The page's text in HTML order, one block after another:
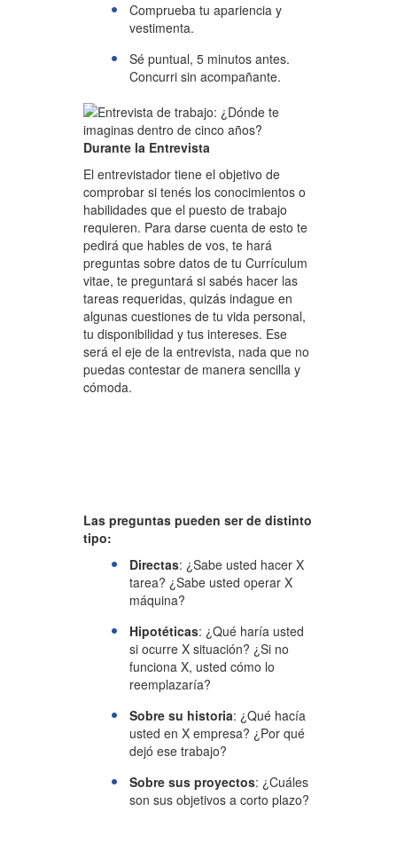
Comprueba tu apariencia y
vestimenta.
Sé puntual, 5 minutos antes.
Concurri sin acompañante.
Durante la Entrevista
El entrevistador tiene el objetivo de
comprobar si tenés los conocimientos o
habilidades que el puesto de trabajo
requieren. Para darse cuenta de esto te
pedirá que hables de vos, te hará
preguntas sobre datos de tu Currículum
vitae, te preguntará si sabés hacer las
tareas requeridas, quizás indague en
algunas cuestiones de tu vida personal,
tu disponibilidad y tus intereses. Ese
será el eje de la entrevista, nada que no
puedas contestar de manera sencilla y
cómoda.
Las preguntas pueden ser de distinto
tipo:
Directas: ¿Sabe usted hacer X
tarea? ¿Sabe usted operar X
máquina?
Hipotéticas: ¿Qué haría usted
si ocurre X situación? ¿Si no
funciona X, usted cómo lo
reemplazaría?
Sobre su historia: ¿Qué hacía
usted en X empresa? ¿Por qué
dejó ese trabajo?
Sobre sus proyectos: ¿Cuáles
son sus objetivos a corto plazo?